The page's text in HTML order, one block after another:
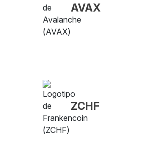
AVAX
ZCHF